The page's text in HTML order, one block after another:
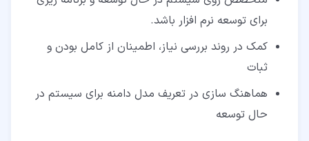
برای توسعه نرم افزار باشد.
کمک در روند بررسی نیاز، اطمینان از کامل بودن و
ثبات
هماهنگ سازی در تعریف مدل دامنه برای سیستم در
حال توسعه